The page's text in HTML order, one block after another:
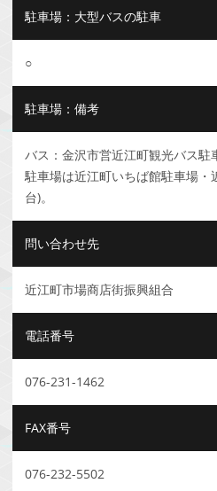
駐車場：大型バスの駐車
○
駐車場：備考
バス：金沢市営近江町観光バス駐
駐車場は近江町いちば館駐車場
台)。
問い合わせ先
近江町市場商店街振興組合
電話番号
076-231-1462
FAX番号
076-232-5502